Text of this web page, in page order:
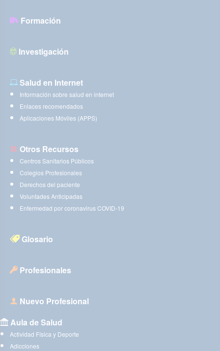
Formación
Investigación
Salud en Internet
Información sobre salud en internet
Enlaces recomendados
Aplicaciones Móviles (APPS)
Otros Recursos
Centros Sanitarios Públicos
Colegios Profesionales
Derechos del paciente
Voluntades Anticipadas
Enfermedad por coronavirus COVID-19
Glosario
Profesionales
Nuevo Profesional
Aula de Salud
Actividad Física y Deporte
Adicciones